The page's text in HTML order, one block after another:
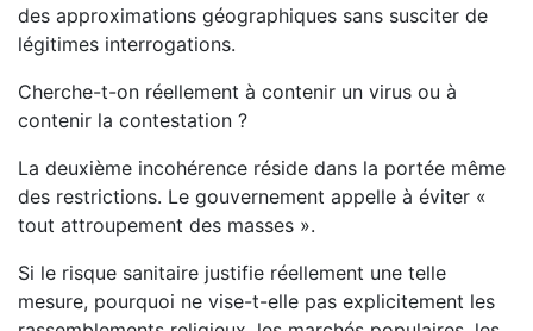
des approximations géographiques sans susciter de
légitimes interrogations.
Cherche-t-on réellement à contenir un virus ou à
contenir la contestation ?
La deuxième incohérence réside dans la portée même
des restrictions. Le gouvernement appelle à éviter «
tout attroupement des masses ».
Si le risque sanitaire justifie réellement une telle
mesure, pourquoi ne vise-t-elle pas explicitement les